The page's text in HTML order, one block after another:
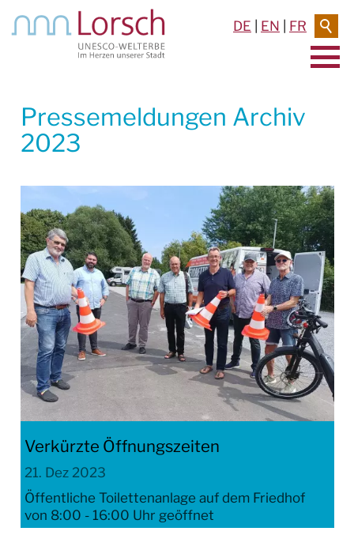
DE EN FR
VERANSTALTUNGEN
PRESSEMELDUNGEN
Archiv 2025
Archiv 2024
Archiv 2023
BILDERGALERIEN
WIR IN LORSCH
BAUSTELLEN IN LORSCH
BAUSTELLENTAGEBUCH
BAUSTELLENTAGEBUCH
Pressemeldungen Archiv
2023
Verkürzte Öffnungszeiten
21. Dez 2023
Öffentliche Toilettenanlage auf dem Friedhof
von 8:00 - 16:00 Uhr geöffnet